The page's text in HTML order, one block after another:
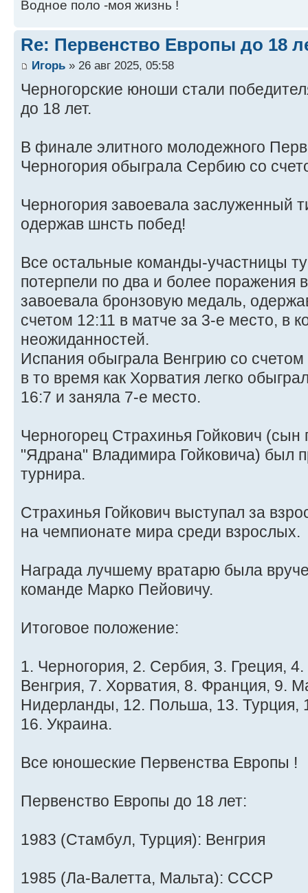
Водное поло -моя жизнь !
Re: Первенство Европы до 18
Игорь » 26 авг 2025, 05:58
Черногорские юноши стали
до 18 лет.
В финале элитного молодежного
Черногория обыграла Сербию со
Черногория завоевала заслуженный
одержав шнсть побед!
Все остальные команды-участницы
потерпели по два и более поражения
завоевала бронзовую медаль,
счетом 12:11 в матче за 3-е место, в
неожиданностей.
Испания обыграла Венгрию со
в то время как Хорватия легко
16:7 и заняла 7-е место.
Черногорец Страхинья Гойкович (сын
"Ядрана" Владимира Гойковича) был
турнира.
Страхинья Гойкович выступал за
на чемпионате мира среди взрослых.
Награда лучшему вратарю была
команде Марко Пейовичу.
Итоговое положение:
1. Черногория, 2. Сербия, 3. Греция,
Венгрия, 7. Хорватия, 8. Франция, 9.
Нидерланды, 12. Польша, 13. Турция,
16. Украина.
Все юношеские Первенства Европы !
Первенство Европы до 18 лет:
1983 (Стамбул, Турция): Венгрия
1985 (Ла-Валетта, Мальта): СССР